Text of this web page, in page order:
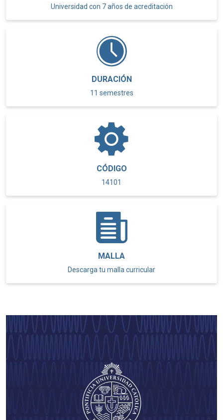
Universidad con 7 años de acreditación
DURACIÓN
11 semestres
CÓDIGO
14101
MALLA
Descarga tu malla curricular